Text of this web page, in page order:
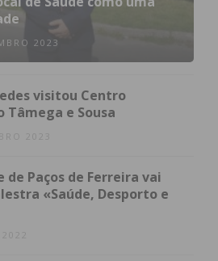
2023
visitou Centro
Tâmega e Sousa
2023
de Paços de Ferreira vai
«Saúde, Desporto e